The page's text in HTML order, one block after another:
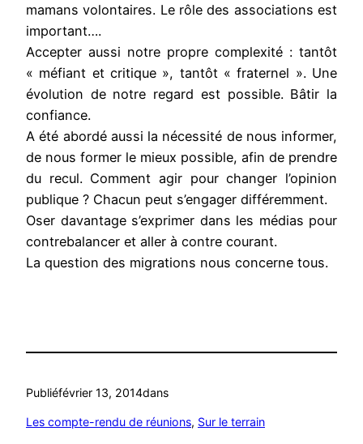
mamans volontaires. Le rôle des associations est
important….
Accepter aussi notre propre complexité : tantôt
« méfiant et critique », tantôt « fraternel ». Une
évolution de notre regard est possible. Bâtir la
confiance.
A été abordé aussi la nécessité de nous informer,
de nous former le mieux possible, afin de prendre
du recul. Comment agir pour changer l’opinion
publique ? Chacun peut s’engager différemment.
Oser davantage s’exprimer dans les médias pour
contrebalancer et aller à contre courant.
La question des migrations nous concerne tous.
Publiéfévrier 13, 2014dans
Les compte-rendu de réunions, Sur le terrain